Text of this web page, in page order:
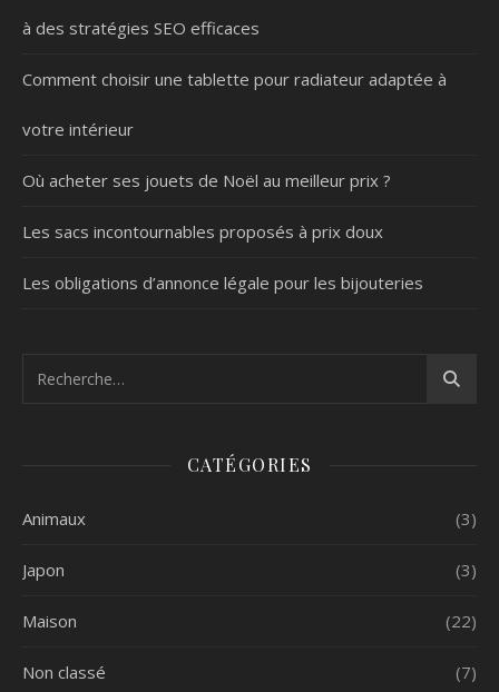
à des stratégies SEO efficaces
Comment choisir une tablette pour radiateur adaptée à
votre intérieur
Où acheter ses jouets de Noël au meilleur prix ?
Les sacs incontournables proposés à prix doux
Les obligations d’annonce légale pour les bijouteries
CATÉGORIES
Animaux (3)
Japon (3)
Maison (22)
Non classé (7)